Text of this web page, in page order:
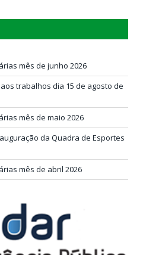
mês de junho 2026
trabalhos dia 15 de agosto de
mês de maio 2026
da Quadra de Esportes
mês de abril 2026